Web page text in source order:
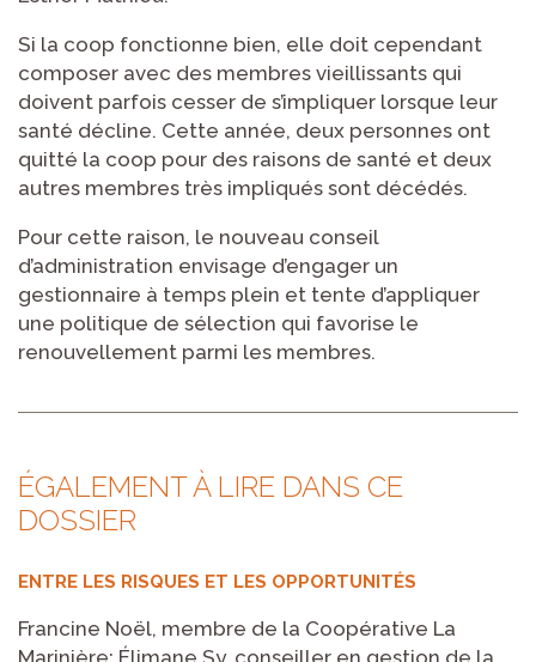
Si la coop fonctionne bien, elle doit cependant
composer avec des membres vieillissants qui
doivent parfois cesser de s’impliquer lorsque leur
santé décline. Cette année, deux personnes ont
quitté la coop pour des raisons de santé et deux
autres membres très impliqués sont décédés.
Pour cette raison, le nouveau conseil
d’administration envisage d’engager un
gestionnaire à temps plein et tente d’appliquer
une politique de sélection qui favorise le
renouvellement parmi les membres.
ÉGALEMENT À LIRE DANS CE
DOSSIER
ENTRE LES RISQUES ET LES OPPORTUNITÉS
Francine Noël, membre de la Coopérative La